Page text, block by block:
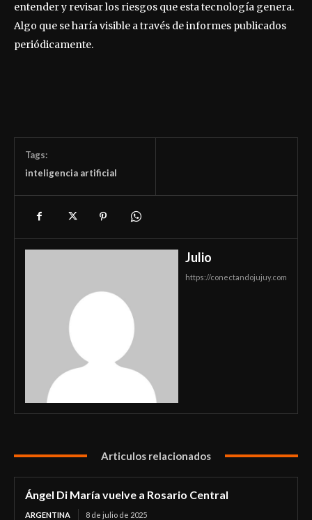
entender y revisar los riesgos que esta tecnología genera.
Algo que se haría visible a través de informes publicados
periódicamente.
Tags:
inteligencia artificial
Julio
https://conectandojujuy.com
Articulos relacionados
Ángel Di María vuelve a Rosario Central
ARGENTINA 8 de julio de 2025